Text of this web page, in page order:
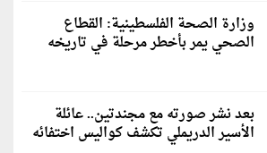
وزارة الصحة الفلسطينية: القطاع
الصحي يمر بأخطر مرحلة في تاريخه
بعد نشر صورته مع مجندتين.. عائلة
الأسير الدريملي تكشف كواليس اختفائه